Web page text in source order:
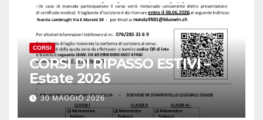
CORSI
CORSI DI RIPASSO ESTIVI –
Estate 2026
30 MAGGIO 2026